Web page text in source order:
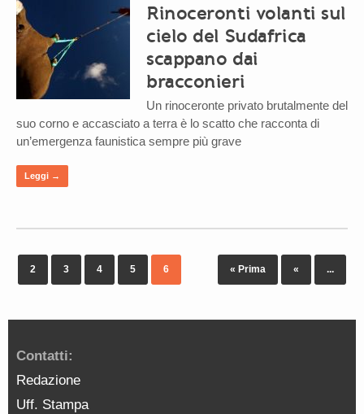
Rinoceronti volanti sul
cielo del Sudafrica
scappano dai
bracconieri
Un rinoceronte privato brutalmente del
suo corno e accasciato a terra è lo scatto che racconta di
un’emergenza faunistica sempre più grave
Leggi →
« Prima « ...
2 3 4 5 6
Contatti:
Redazione
Uff. Stampa